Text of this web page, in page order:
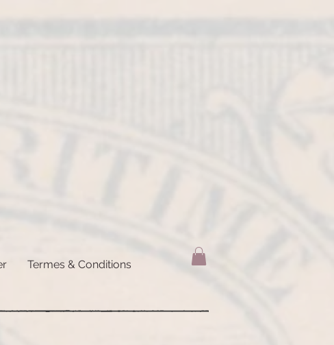
Termes & Conditions